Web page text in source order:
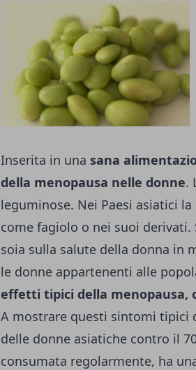
Inserita in una sana
della menopausa nelle donne.
leguminose. Nei Paesi asiatici
come fagiolo o nei suoi
soia sulla salute della donna in
le donne appartenenti alle
effetti tipici della menopausa,
A mostrare questi sintomi tipici
delle donne asiatiche contro il
consumata regolarmente, ha